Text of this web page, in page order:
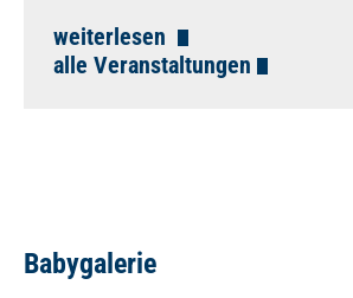
weiterlesen
alle Veranstaltungen
Babygalerie